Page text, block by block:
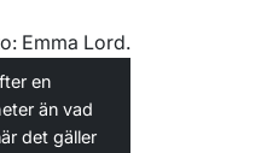
en
än vad
det gäller